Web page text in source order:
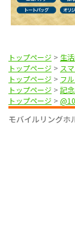
トップページ > 生
トップページ > ス
トップページ > フ
トップページ > 記
トップページ >
モバイルリング